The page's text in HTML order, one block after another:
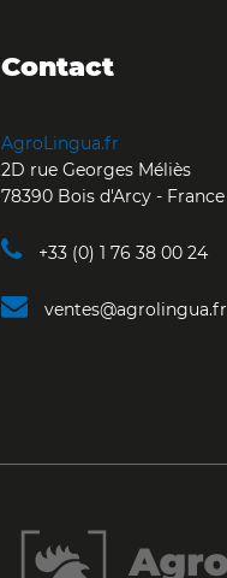
Contact
AgroLingua.fr
2D rue Georges Méliès
78390 Bois d'Arcy - France
+33 (0) 1 76 38 00 24
ventes@agrolingua.fr